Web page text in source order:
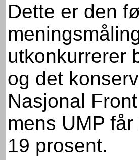
Dette er den
utkonkurrerer
og det
Nasjonal
mens UMP
19 prosent.